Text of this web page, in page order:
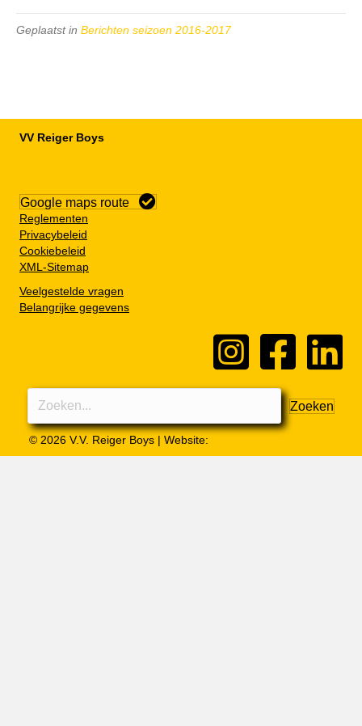
Geplaatst in Berichten seizoen 2016-2017
VV Reiger Boys
Google maps route
Reglementen
Privacybeleid
Cookiebeleid
XML-Sitemap
Veelgestelde vragen
Belangrijke gegevens
Zoeken
© 2026 V.V. Reiger Boys | Website: